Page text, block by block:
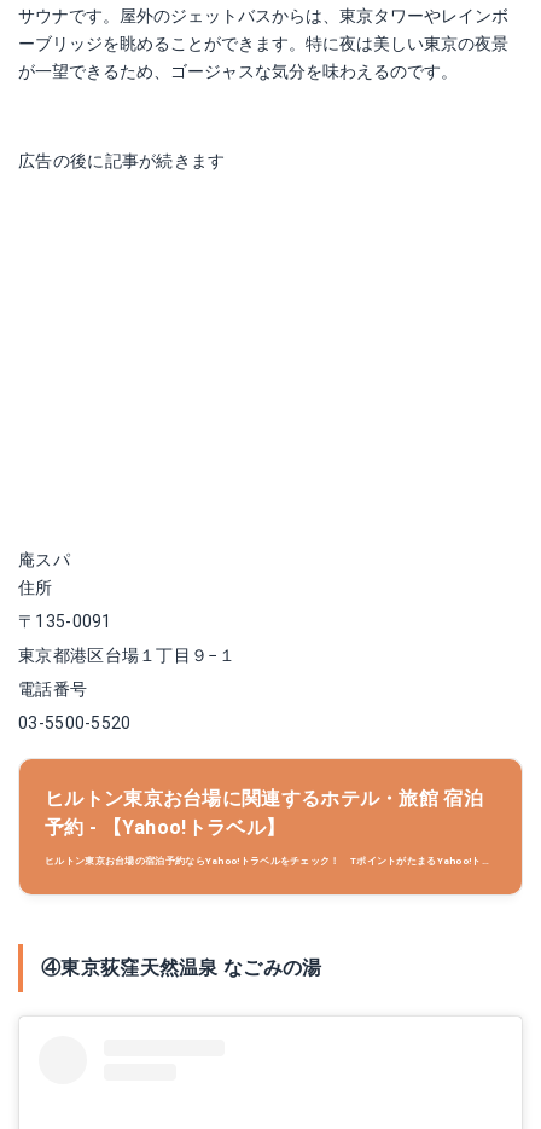
サウナです。屋外のジェットバスからは、東京タワーやレインボ
ーブリッジを眺めることができます。特に夜は美しい東京の夜景
が一望できるため、ゴージャスな気分を味わえるのです。
広告の後に記事が続きます
庵スパ
住所
〒135-0091
東京都港区台場１丁目９−１
電話番号
03-5500-5520
ヒルトン東京お台場に関連するホテル・旅館 宿泊
予約 - 【Yahoo!トラベル】
ヒルトン東京お台場の宿泊予約ならYahoo!トラベルをチェック！ TポイントがたまるYahoo!トラ
④東京荻窪天然温泉 なごみの湯